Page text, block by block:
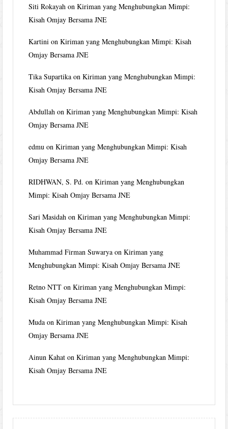
Siti Rokayah onKiriman yang Menghubungkan Mimpi:
Kisah Omjay Bersama JNE
Kartini onKiriman yang Menghubungkan Mimpi: Kisah
Omjay Bersama JNE
Tika Supartika onKiriman yang Menghubungkan Mimpi:
Kisah Omjay Bersama JNE
Abdullah onKiriman yang Menghubungkan Mimpi: Kisah
Omjay Bersama JNE
edmu onKiriman yang Menghubungkan Mimpi: Kisah
Omjay Bersama JNE
RIDHWAN, S. Pd. onKiriman yang Menghubungkan
Mimpi: Kisah Omjay Bersama JNE
Sari Masidah onKiriman yang Menghubungkan Mimpi:
Kisah Omjay Bersama JNE
Muhammad Firman Suwarya onKiriman yang
Menghubungkan Mimpi: Kisah Omjay Bersama JNE
Retno NTT onKiriman yang Menghubungkan Mimpi:
Kisah Omjay Bersama JNE
Muda onKiriman yang Menghubungkan Mimpi: Kisah
Omjay Bersama JNE
Ainun Kahat onKiriman yang Menghubungkan Mimpi:
Kisah Omjay Bersama JNE